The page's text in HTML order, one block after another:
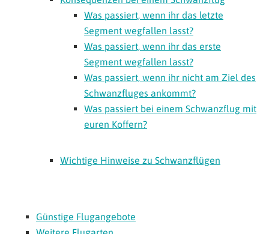
Was passiert, wenn ihr das letzte
Segment wegfallen lasst?
Was passiert, wenn ihr das erste
Segment wegfallen lasst?
Was passiert, wenn ihr nicht am Ziel des
Schwanzfluges ankommt?
Was passiert bei einem Schwanzflug mit
euren Koffern?
Wichtige Hinweise zu Schwanzflügen
Günstige Flugangebote